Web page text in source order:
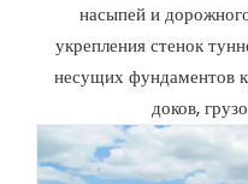
насыпей и
укрепления стенок
несущих фундаментов
доков,